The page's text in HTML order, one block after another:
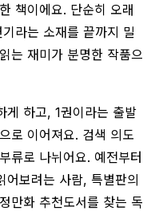
책이에요. 단순히 오래
라는 소재를 끝까지 밀
는 재미가 분명한 작품으
게 하고, 1권이라는 출발
로 이어져요. 검색 의도
류로 나뉘어요. 예전부터
어보려는 사람, 특별판의
만화 추천도서를 찾는 독